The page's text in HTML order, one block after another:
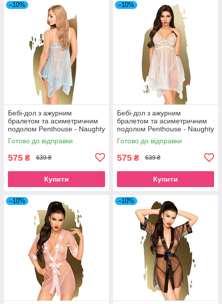
–10%
Бебі-дол з ажурним
бралетом та асиметричним
подолом Penthouse - Naughty
Doll Blue M/L
Готово до відправки
575 ₴ 639 ₴
Купити
–10%
Бебі-дол з ажурним
бралетом та асиметричним
подолом Penthouse - Naughty
Doll White S/M
Готово до відправки
575 ₴ 639 ₴
Купити
–10% –10%